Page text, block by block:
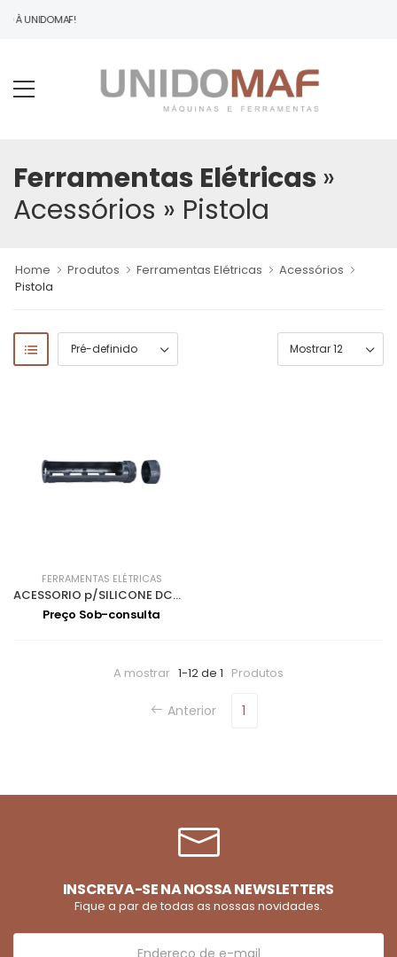
À UNIDOMAF!
Ferramentas Elétricas»
Acessórios » Pistola
Home Produtos Ferramentas Elétricas
Acessórios
Pistola
FERRAMENTAS ELÉTRICAS
ACESSORIO p/SILICONE DCG180Z 196351-8
Preço Sob-consulta
A mostrar 1-12 de 1 Produtos
Anterior 1
INSCREVA-SE NA NOSSA NEWSLETTERS
Fique a par de todas as nossas novidades.